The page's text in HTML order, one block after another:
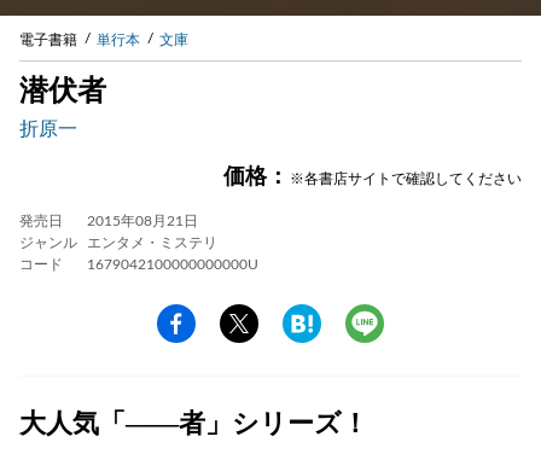
電子書籍 単行本 文庫
潜伏者
折原一
価格： ※各書店サイトで確認してください
発売日
2015年08月21日
ジャンル
エンタメ・ミステリ
コード
1679042100000000000U
大人気「――者」シリーズ！